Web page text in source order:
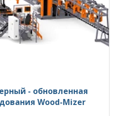
- обновленная
Wood-Mizer